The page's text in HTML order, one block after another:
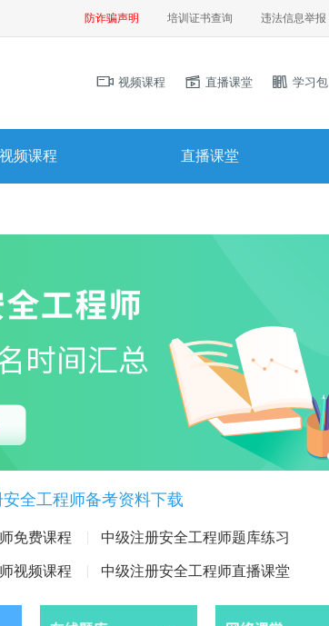
防诈骗声明 培训证书查询 违法信息举报
视频课程 直播课堂 学习包
视频课程 直播课堂
全工程师备考资料下载
免费课程 中级注册安全工程师题库练习
视频课程 中级注册安全工程师直播课堂